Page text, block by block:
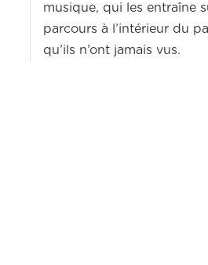
musique, qui les entraîne
parcours à l’intérieur du
qu’ils n’ont jamais vus.